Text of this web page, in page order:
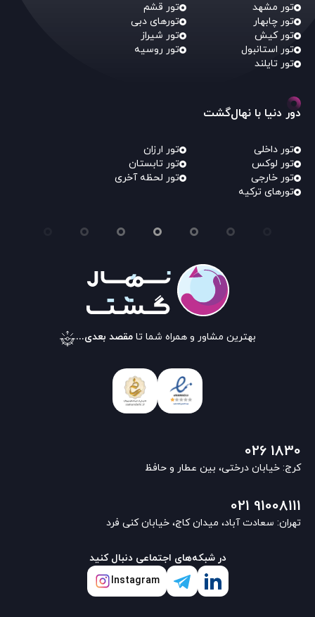
تور مشهد
تور قشم
تور چابهار
تورهای دبی
تور کیش
تور شیراز
تور استانبول
تور روسیه
تور تایلند
دور دنیا با نهال‌گشت
تور داخلی
تور ارزان
تور لوکس
تور تابستان
تور خارجی
تور لحظه آخری
تورهای ترکیه
بهترین مشاور و همراه شما تا مقصد بعدی...
026 1830
کرج: خیابان درختی، بین عطار و حافظ
021 91008111
تهران: سعادت آباد، میدان کاج، خیابان کنی فرد
در شبکه‌های اجتماعی دنبال کنید
Instagram